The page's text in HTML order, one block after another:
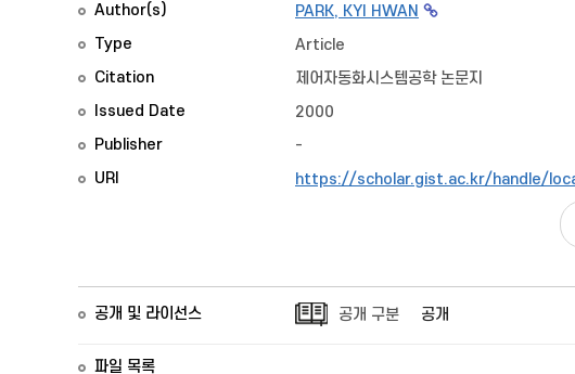
Author(s)
PARK, KYI HWAN
Type
Article
Citation
제어자동화시스템공학 논문지
Issued Date
2000
Publisher
-
URI
https://scholar.gist.ac.kr/handle/
공개 및 라이선스 공개 구분 공개
파일 목록